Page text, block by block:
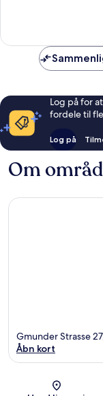
Log på for
fordele til
Log på
Om
Gmunder Strasse
Åbn kort